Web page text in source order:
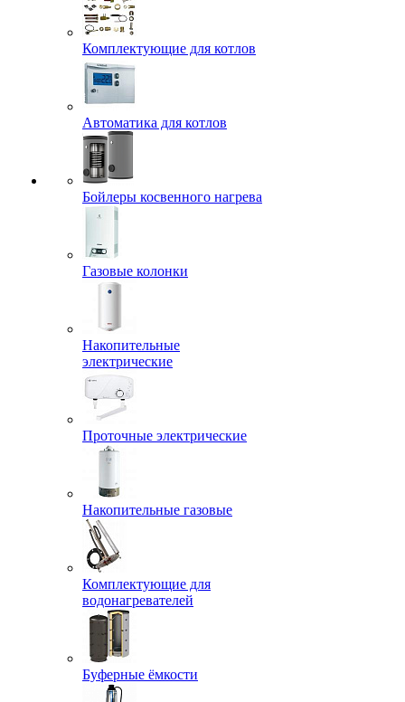
Комплектующие для котлов
Автоматика для котлов
Бойлеры косвенного нагрева
Газовые колонки
Накопительные
электрические
Проточные электрические
Накопительные газовые
Комплектующие для
водонагревателей
Буферные ёмкости